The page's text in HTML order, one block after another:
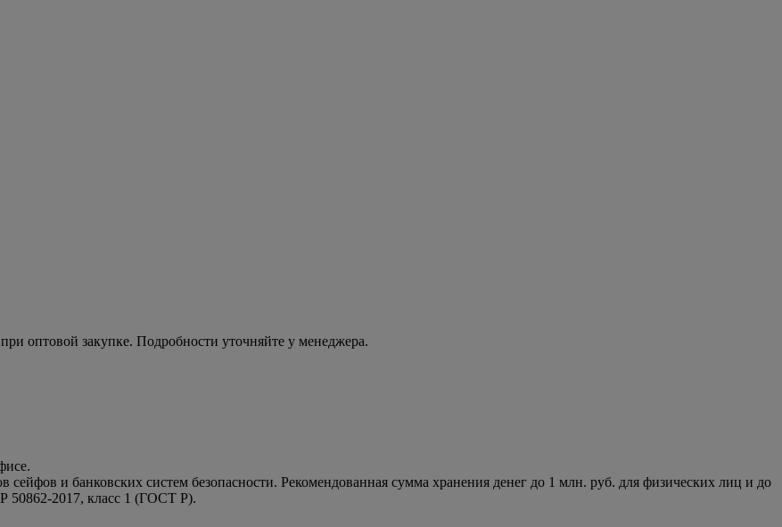
оптовой закупке. Подробности уточняйте у менеджера.
и банковских систем безопасности. Рекомендованная сумма хранения денег до 1 млн. руб. для физических лиц и до
50862-2017, класс 1 (ГОСТ Р).